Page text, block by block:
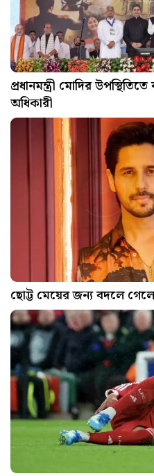
প্রধানমন্ত্রী মোদির
অধিকারী
ছোট্ট মেয়ের জন্য বদলে গেলেন